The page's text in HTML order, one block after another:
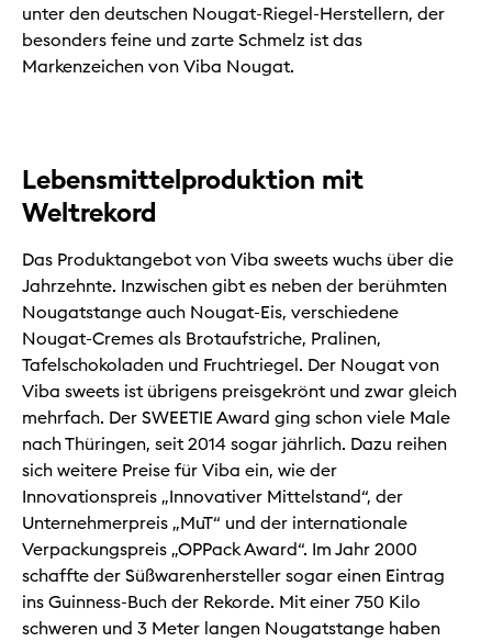
unter den deutschen Nougat-Riegel-Herstellern, der
besonders feine und zarte Schmelz ist das
Markenzeichen von Viba Nougat.
Lebensmittelproduktion mit
Weltrekord
Das Produktangebot von Viba sweets wuchs über die
Jahrzehnte. Inzwischen gibt es neben der berühmten
Nougatstange auch Nougat-Eis, verschiedene
Nougat-Cremes als Brotaufstriche, Pralinen,
Tafelschokoladen und Fruchtriegel. Der Nougat von
Viba sweets ist übrigens preisgekrönt und zwar gleich
mehrfach. Der SWEETIE Award ging schon viele Male
nach Thüringen, seit 2014 sogar jährlich. Dazu reihen
sich weitere Preise für Viba ein, wie der
Innovationspreis „Innovativer Mittelstand“, der
Unternehmerpreis „MuT“ und der internationale
Verpackungspreis „OPPack Award“. Im Jahr 2000
schaffte der Süßwarenhersteller sogar einen Eintrag
ins Guinness-Buch der Rekorde. Mit einer 750 Kilo
schweren und 3 Meter langen Nougatstange haben